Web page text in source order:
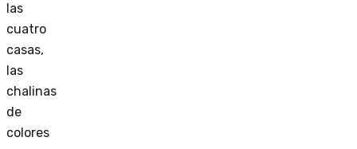
las
cuatro
casas,
las
chalinas
de
colores